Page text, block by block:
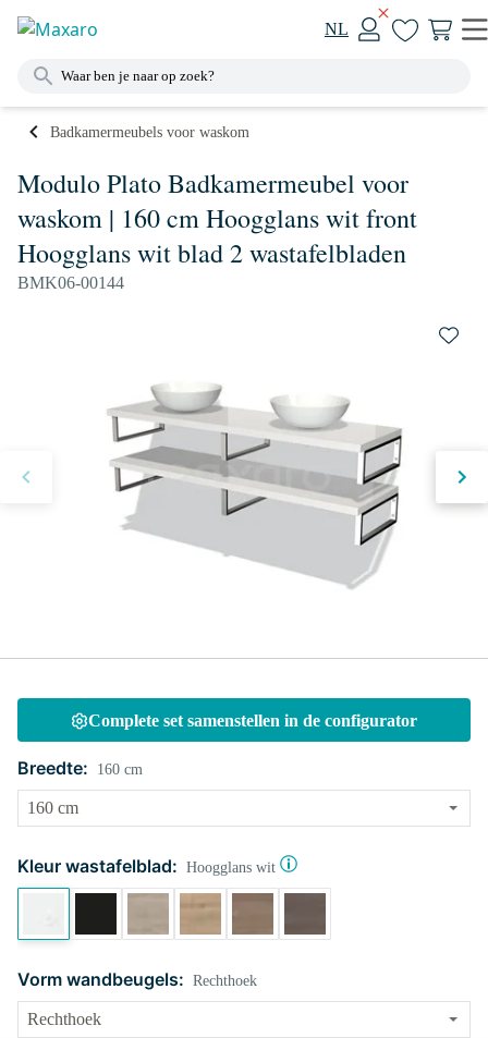
NL
Badkamermeubels voor waskom
Modulo Plato Badkamermeubel voor
waskom | 160 cm Hoogglans wit front
Hoogglans wit blad 2 wastafelbladen
BMK06-00144
Complete set samenstellen in de configurator
Breedte: 160 cm
Kleur wastafelblad: Hoogglans wit
Vorm wandbeugels: Rechthoek